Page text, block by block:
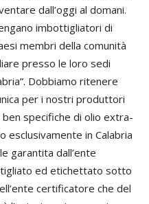
dall’oggi al domani.
imbottigliatori di
membri della comunità
presso le loro sedi
Dobbiamo ritenere
per i nostri produttori
specifiche di olio extra-
in Calabria
garantita dall’ente
ed etichettato sotto
certificatore che del